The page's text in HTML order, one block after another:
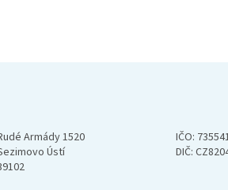
Armády 1520
Ústí
IČO:
DIČ: